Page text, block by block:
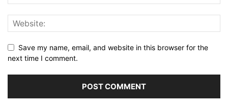
Save my name, email, and website in this browser for the
next time I comment.